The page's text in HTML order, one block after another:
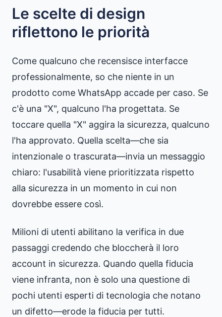
Le scelte di design
riflettono le priorità
Come qualcuno che recensisce interfacce
professionalmente, so che niente in un
prodotto come WhatsApp accade per caso. Se
c'è una "X", qualcuno l'ha progettata. Se
toccare quella "X" aggira la sicurezza, qualcuno
l'ha approvato. Quella scelta—che sia
intenzionale o trascurata—invia un messaggio
chiaro: l'usabilità viene prioritizzata rispetto
alla sicurezza in un momento in cui non
dovrebbe essere così.
Milioni di utenti abilitano la verifica in due
passaggi credendo che bloccherà il loro
account in sicurezza. Quando quella fiducia
viene infranta, non è solo una questione di
pochi utenti esperti di tecnologia che notano
un difetto—erode la fiducia per tutti.